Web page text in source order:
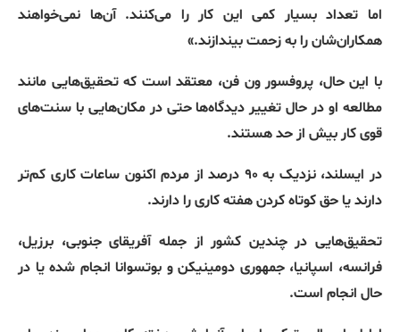
اما تعداد بسیار کمی این کار را می‌کنند.آن‌ها نمی‌خواهند
همکاران‌شان را به زحمت بیندازند.»
با این حال، پروفسور ون فن، معتقد است که تحقیق‌هایی مانند
مطالعه او در حال تغییر دیدگاه‌ها حتی در مکان‌هایی با سنت‌های
قوی کار بیش از حد هستند.
در ایسلند، نزدیک به ۹۰ درصد از مردم اکنون ساعات کاری کم‌تر
دارند یا حق کوتاه کردن هفته کاری را دارند.
تحقیق‌هایی در چندین کشور از جمله آفریقای جنوبی، برزیل،
فرانسه، اسپانیا، جمهوری دومینیکن و بوتسوانا انجام شده یا در
حال انجام است.